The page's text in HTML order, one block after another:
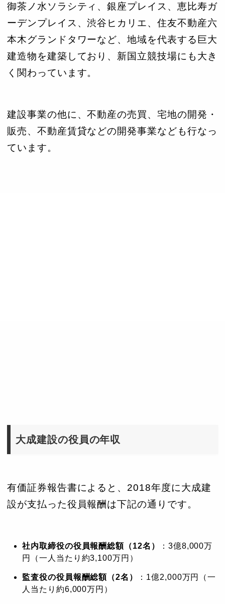
御茶ノ水ソラシティ、銀座プレイス、恵比寿ガ
ーデンプレイス、渋谷ヒカリエ、住友不動産六
本木グランドタワーなど、地域を代表する巨大
建造物を建築しており、新国立競技場にも大き
く関わっています。
建設事業の他に、不動産の売買、宅地の開発・
販売、不動産賃貸などの開発事業なども行なっ
ています。
大成建設の役員の年収
有価証券報告書によると、2018年度に大成建
設が支払った役員報酬は下記の通りです。
社内取締役の役員報酬総額（12名）
：3億8,000万
円（一人当たり約3,100万円）
監査役の役員報酬総額（2名）
：1億2,000万円（一
人当たり約6,000万円）